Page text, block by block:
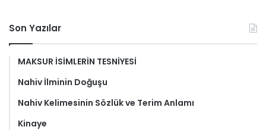
Son Yazılar
MAKSUR İSİMLERİN TESNİYESİ
Nahiv İlminin Doğuşu
Nahiv Kelimesinin Sözlük ve Terim Anlamı
Kinaye